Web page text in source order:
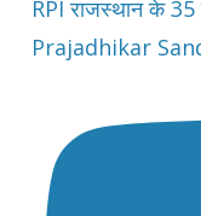
RPI राजस्थान के 35
Prajadhikar